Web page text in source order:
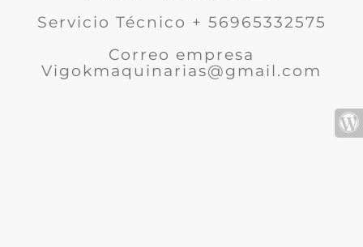
Servicio Técnico + 56965332575
Correo empresa
Vigokmaquinarias@gmail.com